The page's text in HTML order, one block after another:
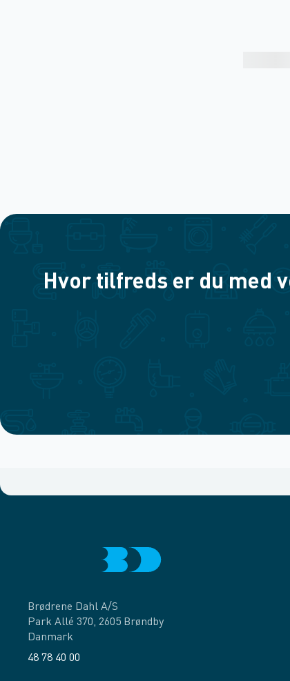
Hvor tilfreds er du med
Brødrene Dahl A/S
Park Allé 370, 2605 Brøndby
Danmark
48 78 40 00